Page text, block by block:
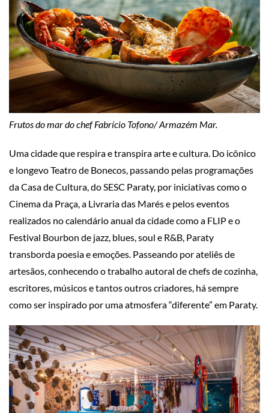
Frutos do mar do chef Fabrício Tofono/ Armazém Mar.
Uma cidade que respira e transpira arte e cultura. Do icônico
e longevo Teatro de Bonecos, passando pelas programações
da Casa de Cultura, do SESC Paraty, por iniciativas como o
Cinema da Praça, a Livraria das Marés e pelos eventos
realizados no calendário anual da cidade como a FLIP e o
Festival Bourbon de jazz, blues, soul e R&B, Paraty
transborda poesia e emoções. Passeando por ateliês de
artesãos, conhecendo o trabalho autoral de chefs de cozinha,
escritores, músicos e tantos outros criadores, há sempre
como ser inspirado por uma atmosfera “diferente” em Paraty.